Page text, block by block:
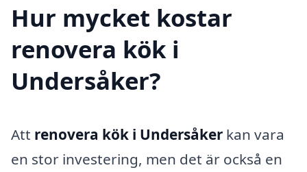
Hur mycket kostar
renovera kök i
Undersåker?
Att renovera kök i Undersåker kan vara
en stor investering, men det är också en